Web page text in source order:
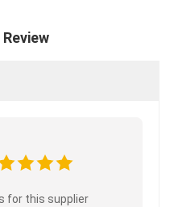
for this supplier